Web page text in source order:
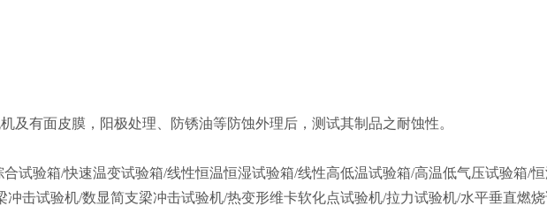
及有面皮膜，阳极处理、防锈油等防蚀外理后，测试其制品之耐蚀性。
试验箱/快速温变试验箱/线性恒温恒湿试验箱/线性高低温试验箱/高温低气压试验箱/
击试验机/数显简支梁冲击试验机/热变形维卡软化点试验机/拉力试验机/水平垂直燃